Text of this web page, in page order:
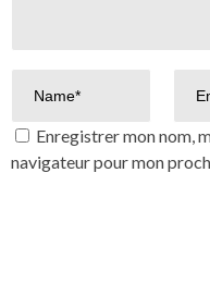
Enregistrer mon nom,
navigateur pour mon